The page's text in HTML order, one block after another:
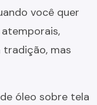
você quer
tradição, mas
óleo sobre tela